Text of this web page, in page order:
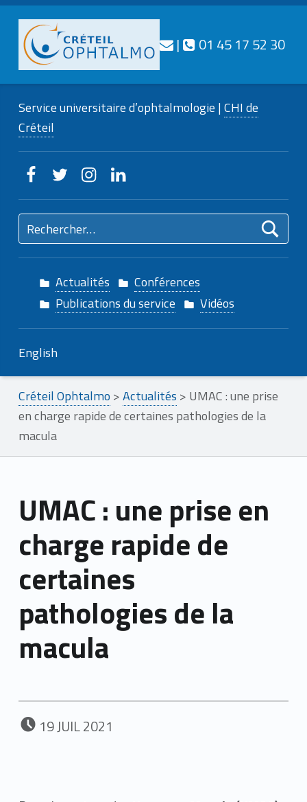
CRÉTEIL
OPHTALMO
Service universitaire d'ophtalmologie
Nous contacter
| 01 45 17 52 30
Service universitaire d’ophtalmologie |CHI de
Créteil
Creteilophtalmo sur Facebook
Creteilophtalmo sur TwitterCreteilophtalmo sur Instagram
Creteilophtalmo sur Linkedin
Rechercher :
Actualités
Conférences
Publications du service
Vidéos
English
Créteil Ophtalmo >Actualités > UMAC : une prise
en charge rapide de certaines pathologies de la
macula
UMAC : une prise en
charge rapide de
certaines
pathologies de la
macula
POSTED ON:
19JUIL2021